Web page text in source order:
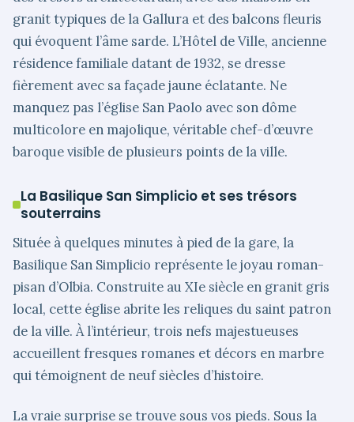
granit typiques de la Gallura et des balcons fleuris
qui évoquent l’âme sarde. L’Hôtel de Ville, ancienne
résidence familiale datant de 1932, se dresse
fièrement avec sa façade jaune éclatante. Ne
manquez pas l’église San Paolo avec son dôme
multicolore en majolique, véritable chef-d’œuvre
baroque visible de plusieurs points de la ville.
La Basilique San Simplicio et ses trésors
souterrains
Située à quelques minutes à pied de la gare, la
Basilique San Simplicio représente le joyau roman-
pisan d’Olbia. Construite au XIe siècle en granit gris
local, cette église abrite les reliques du saint patron
de la ville. À l’intérieur, trois nefs majestueuses
accueillent fresques romanes et décors en marbre
qui témoignent de neuf siècles d’histoire.
La vraie surprise se trouve sous vos pieds. Sous la